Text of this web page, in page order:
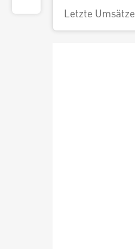
Letzte Umsätze